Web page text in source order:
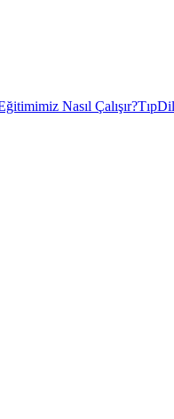
Nasıl Çalışır?